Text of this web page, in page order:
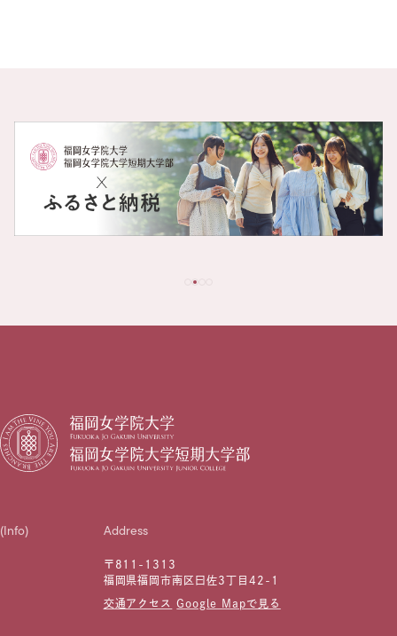
(Info) Address
〒811-1313
福岡県福岡市南区曰佐3丁目42-1
交通アクセス Google Mapで見る